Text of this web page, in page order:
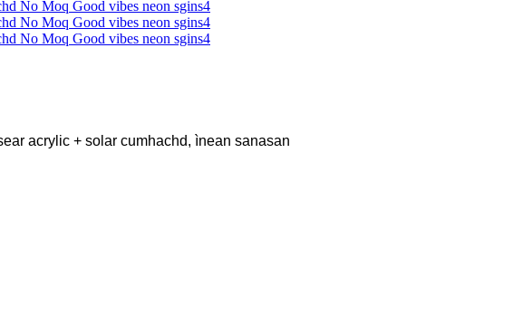
acrylic + solar cumhachd, ìnean sanasan